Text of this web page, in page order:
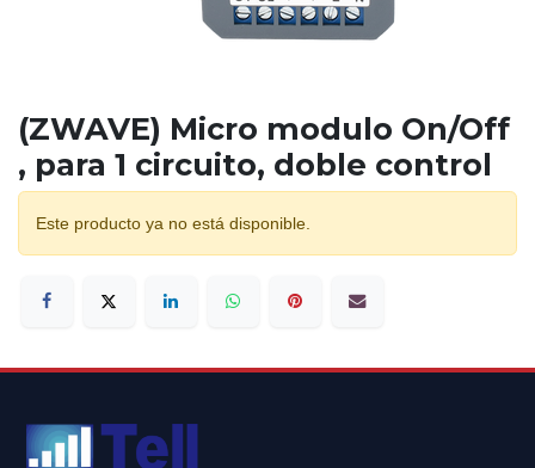
(ZWAVE) Micro modulo On/Off
, para 1 circuito, doble control
Este producto ya no está disponible.